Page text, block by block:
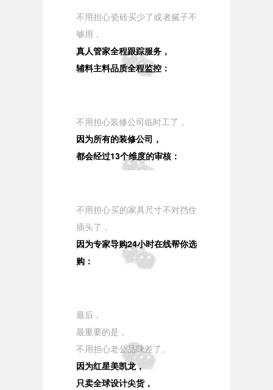
不用担心瓷砖买少了或者腻子不
够用，
真人管家全程跟踪服务，
辅料主料品质全程监控：
不用担心装修公司临时工了，
因为所有的装修公司，
都会经过13个维度的审核：
不用担心买的家具尺寸不对挡住
插头了，
因为专家导购24小时在线帮你选
购：
最后，
最重要的是，
不用担心老公品味差了。
因为红星美凯龙，
只卖全球设计尖货，